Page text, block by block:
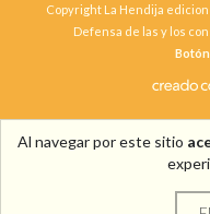
Al navegar por este sitio
Copyright La Hendija
Defensa de las y los